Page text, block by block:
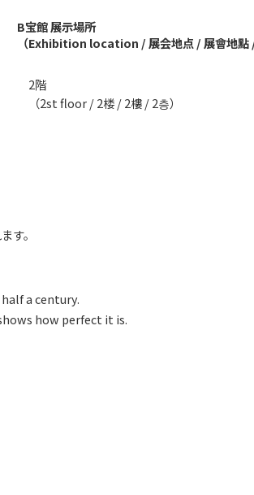
B宝館 展示場所
（Exhibition location / 展会地点 / 展會地點 /
2階
（2st floor / 2楼 / 2樓 / 2층）
す。
a century.
how perfect it is.